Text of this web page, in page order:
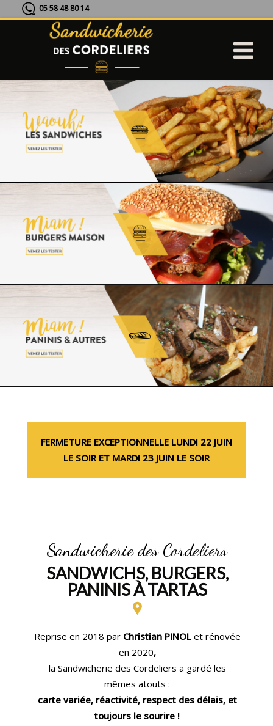
05 58 48 80 14
FERMETURE EXCEPTIONNELLE LUNDI 22 JUIN
LE SOIR ET MARDI 23 JUIN LE SOIR
Sandwicherie des Cordeliers
SANDWICHS, BURGERS,
PANINIS À TARTAS
Reprise en 2018 par Christian PINOLet rénovée
en 2020,
la Sandwicherie des Cordeliers a gardé les
mêmes atouts :
carte variée, réactivité, respect des délais, et
toujours le sourire !